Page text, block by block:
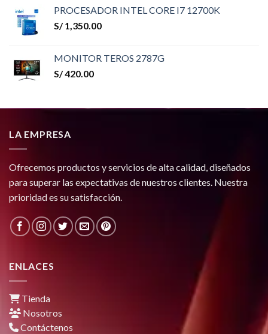
PROCESADOR INTEL CORE I7 12700K
S/1,350.00
MONITOR TEROS 2787G
S/420.00
LA EMPRESA
Ofrecemos productos y servicios de alta calidad, diseñados
para superar las expectativas de nuestros clientes. Nuestra
prioridad es su satisfacción.
ENLACES
Tienda
Nosotros
Contáctenos